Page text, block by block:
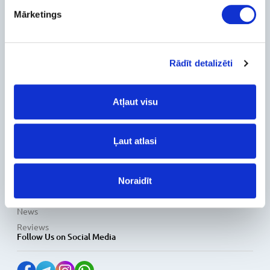
Mārketings
Rādīt detalizēti
Atļaut visu
Ļaut atlasi
Noraidīt
About Us
Delivery and payment
Warranty and Refunds
Configuration Catalog
News
Reviews
Follow Us on Social Media